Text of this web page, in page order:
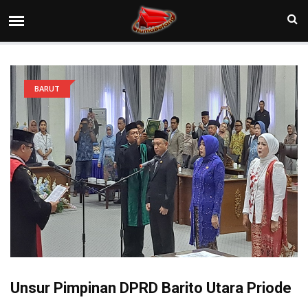
BARUT
Unsur Pimpinan DPRD Barito Utara Priode